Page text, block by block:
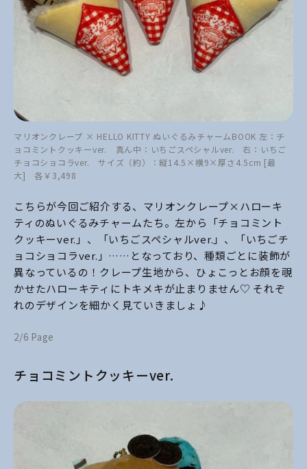
マリオンクレープ × HELLO KITTY ぬいぐるみチャームBOOK 左：チ
ョコミントクッキーver. 真ん中：いちごスペシャルver. 右：いちご
チョコショコラver. サイズ（約）：縦14.5×横9×厚さ4.5cm [最
大] 各￥3,498
こちらが今回ご紹介する、マリオンクレープ×ハローキ
ティのぬいぐるみチャームたち。左から「チョコミント
クッキーver.」、「いちごスペシャルver.」、「いちごチ
ョコショコラver.」……となっており、種類ごとに装飾が
異なっているの！クレープ生地から、ひょこっとお顔を覗
かせたハローキティにトキメキが止まりません♡ それぞ
れのデザインを細かく見ていきましょ♪
2/6 Page
チョコミントクッキーver.